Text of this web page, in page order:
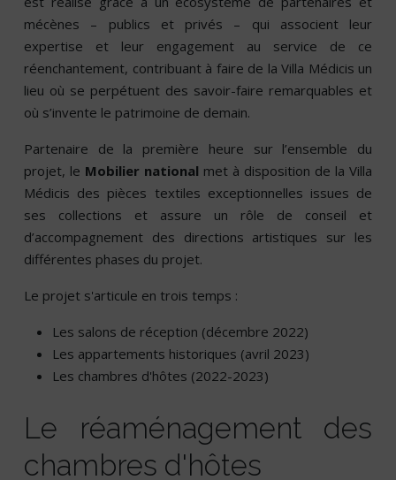
mécènes – publics et privés – qui associent leur
expertise et leur engagement au service de ce
réenchantement, contribuant à faire de la Villa Médicis un
lieu où se perpétuent des savoir-faire remarquables et
où s’invente le patrimoine de demain.
Partenaire de la première heure sur l’ensemble du
projet, le Mobilier national met à disposition de la Villa
Médicis des pièces textiles exceptionnelles issues de
ses collections et assure un rôle de conseil et
d’accompagnement des directions artistiques sur les
différentes phases du projet.
Le projet s'articule en trois temps :
Les salons de réception (décembre 2022)
Les appartements historiques (avril 2023)
Les chambres d'hôtes (2022-2023)
Le réaménagement des
chambres d'hôtes